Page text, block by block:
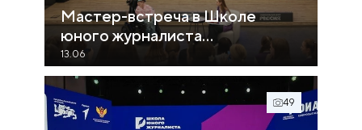
13.06
Мастер-встреча в Школе
юного журналиста
Национального центра
«Россия» с Максимом
Ануфриевым
49